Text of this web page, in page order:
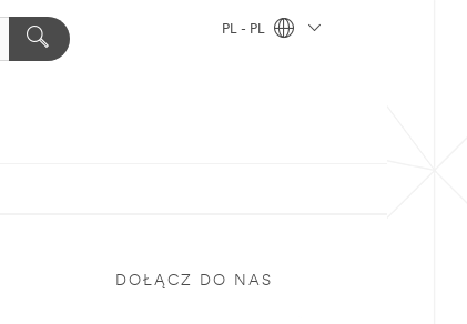
PL - PL
DOŁĄCZ DO NAS